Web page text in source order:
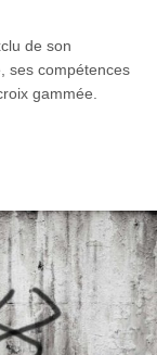
de son
ses compétences
gammée.